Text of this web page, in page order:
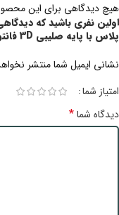
هیچ دیدگاهی برای این
پلاس با پایه صلیبی 3D فانتونی A071”
نشانی ایمیل شما منتشر
امتیاز شما
دیدگاه شما*